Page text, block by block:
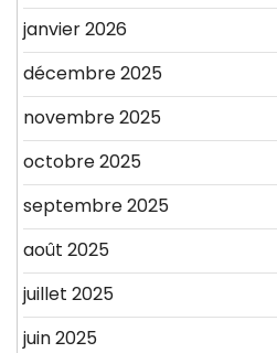
janvier 2026
décembre 2025
novembre 2025
octobre 2025
septembre 2025
août 2025
juillet 2025
juin 2025